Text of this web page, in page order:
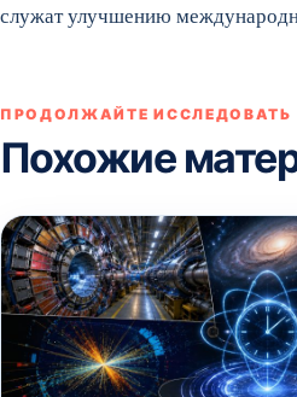
служат улучшению
ПРОДОЛЖАЙТЕ ИССЛЕДОВАТЬ
Похожие